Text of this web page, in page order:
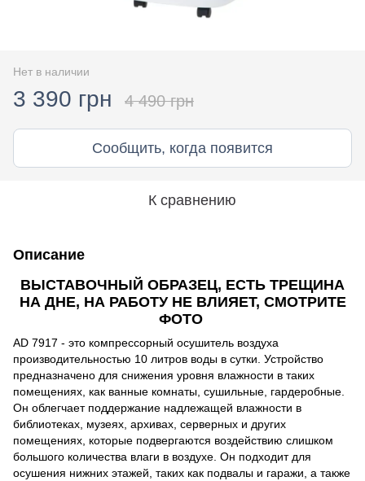
Нет в наличии
3 390 грн 4 490 грн
Сообщить, когда появится
К сравнению
Описание
ВЫСТАВОЧНЫЙ ОБРАЗЕЦ, ЕСТЬ ТРЕЩИНА
НА ДНЕ, НА РАБОТУ НЕ ВЛИЯЕТ, СМОТРИТЕ
ФОТО
AD 7917 - это компрессорный осушитель воздуха
производительностью 10 литров воды в сутки. Устройство
предназначено для снижения уровня влажности в таких
помещениях, как ванные комнаты, сушильные, гардеробные.
Он облегчает поддержание надлежащей влажности в
библиотеках, музеях, архивах, серверных и других
помещениях, которые подвергаются воздействию слишком
большого количества влаги в воздухе. Он подходит для
осушения нижних этажей, таких как подвалы и гаражи, а также